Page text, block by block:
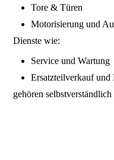
Tore & Türen
Motorisierung und
Dienste wie:
Service und Wartung
Ersatzteilverkauf und
gehören